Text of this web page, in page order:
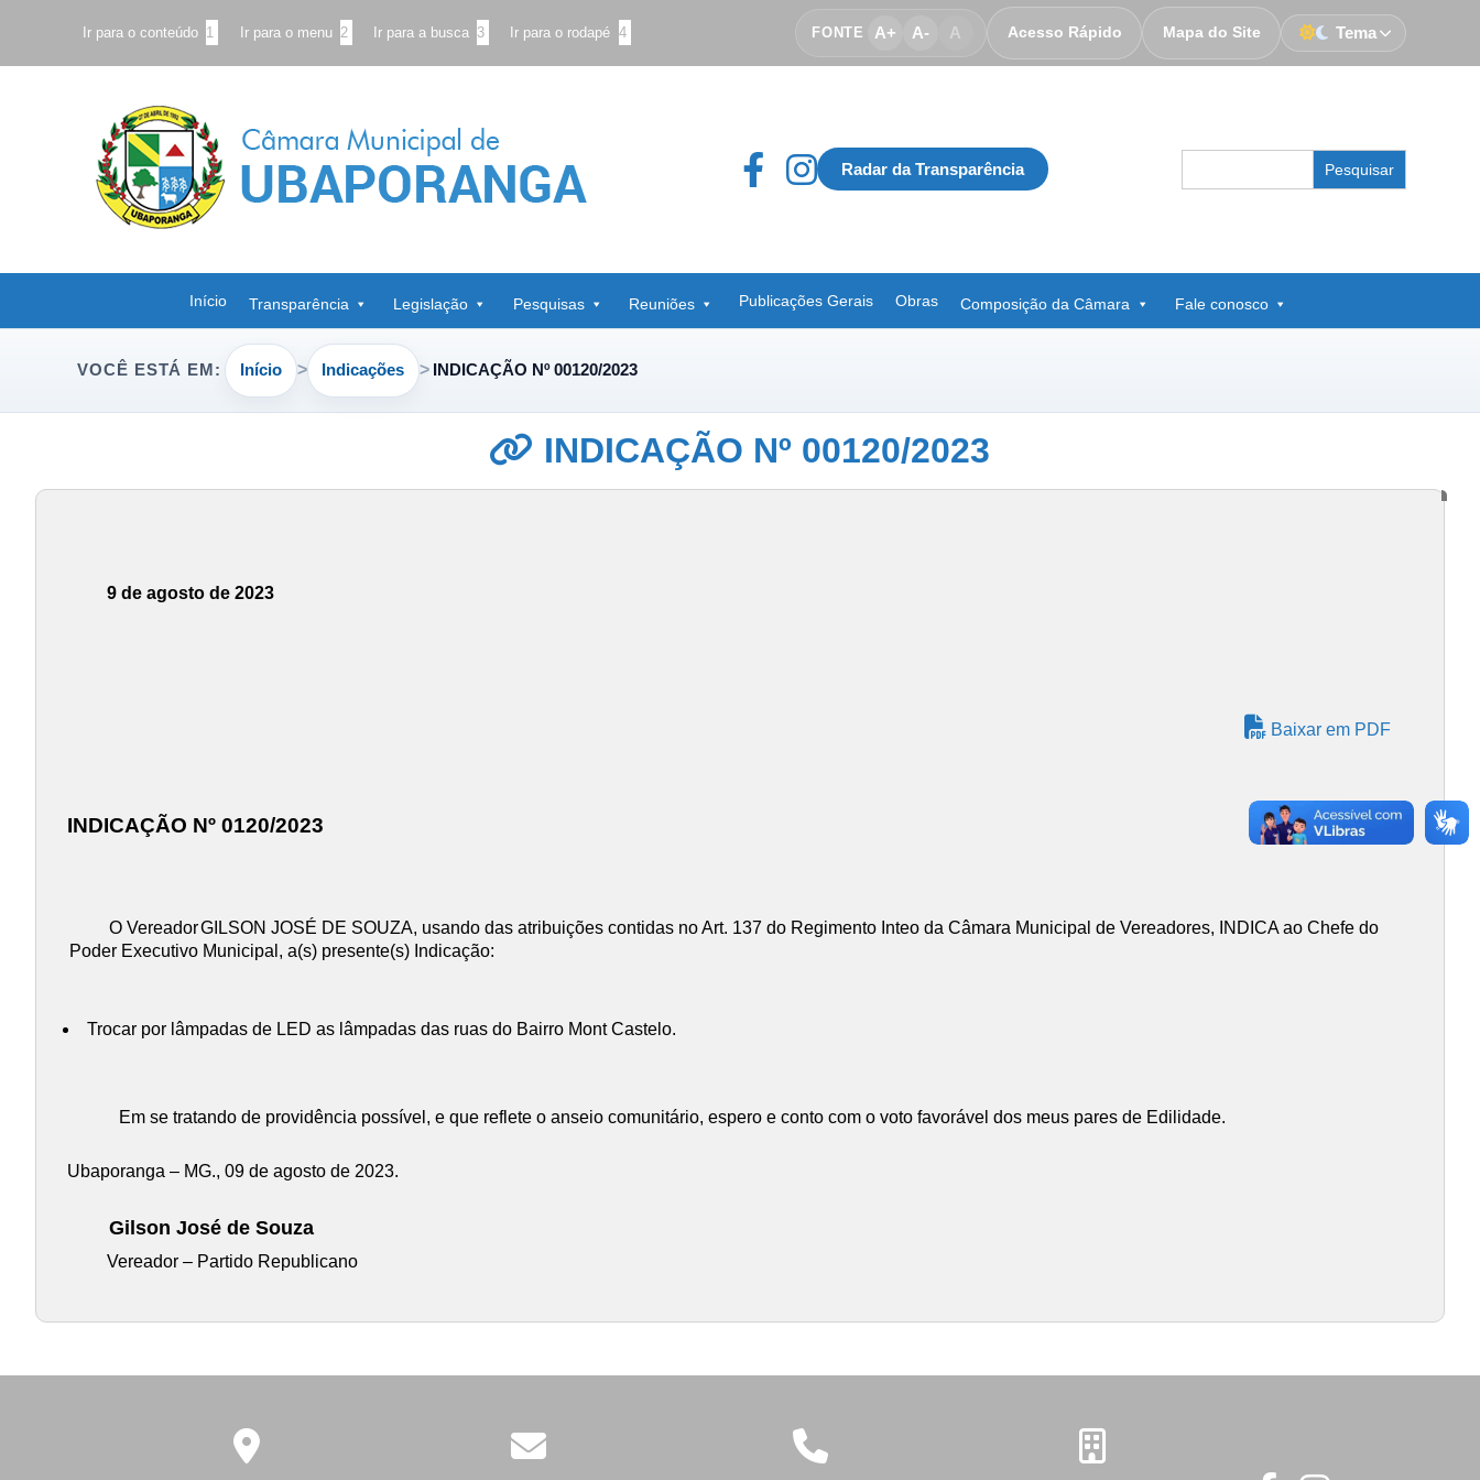
Ir para o conteúdo 1 Ir para o menu 2 Ir para a busca 3 Ir para o rodapé 4 FONTE A+ A- A Acesso Rápido Mapa do Site Tema
Radar da Transparência
for:
Início Transparência Legislação Pesquisas Reuniões Publicações Gerais Obras Composição da Câmara Fale conosco
VOCÊ ESTÁ EM: Início Indicações INDICAÇÃO Nº 00120/2023
INDICAÇÃO Nº 00120/2023
9 de agosto de 2023
Baixar em PDF
INDICAÇÃO Nº 0120/2023
O VereadorGILSON JOSÉ DE SOUZA, usando das atribuições contidas no Art. 137 do Regimento Inteo da Câmara Municipal de Vereadores, INDICA ao Chefe do
Poder Executivo Municipal, a(s) presente(s) Indicação:
Trocar por lâmpadas de LED as lâmpadas das ruas do Bairro Mont Castelo.
Em se tratando de providência possível, e que reflete o anseio comunitário, espero e conto com o voto favorável dos meus pares de Edilidade.
Ubaporanga – MG., 09 de agosto de 2023.
Gilson José de Souza
Vereador – Partido Republicano